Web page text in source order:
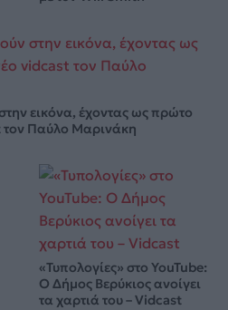
εικόνα, έχοντας ως πρώτο
τον Παύλο Μαρινάκη
«Τυπολογίες» στο YouTube:
Ο Δήμος Βερύκιος ανοίγει
τα χαρτιά του – Vidcast